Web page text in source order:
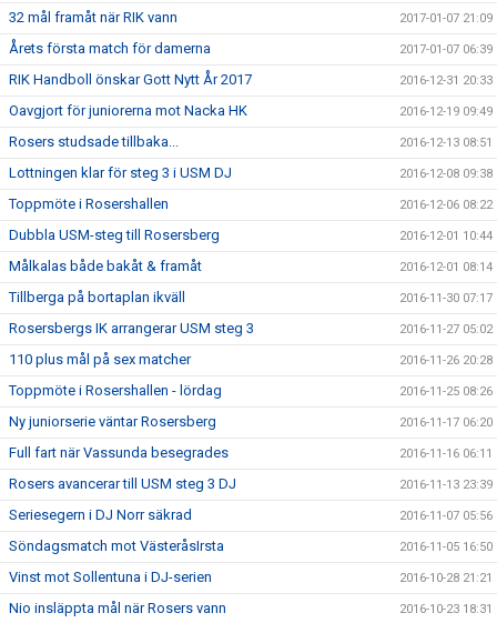
32 mål framåt när RIK vann 2017-01-07 21:09
Årets första match för damerna 2017-01-07 06:39
RIK Handboll önskar Gott Nytt År 2017 2016-12-31 20:33
Oavgjort för juniorerna mot Nacka HK 2016-12-19 09:49
Rosers studsade tillbaka... 2016-12-13 08:51
Lottningen klar för steg 3 i USM DJ 2016-12-08 09:38
Toppmöte i Rosershallen 2016-12-06 08:22
Dubbla USM-steg till Rosersberg 2016-12-01 10:44
Målkalas både bakåt & framåt 2016-12-01 08:14
Tillberga på bortaplan ikväll 2016-11-30 07:17
Rosersbergs IK arrangerar USM steg 3 2016-11-27 05:02
110 plus mål på sex matcher 2016-11-26 20:28
Toppmöte i Rosershallen - lördag 2016-11-25 08:26
Ny juniorserie väntar Rosersberg 2016-11-17 06:20
Full fart när Vassunda besegrades 2016-11-16 06:11
Rosers avancerar till USM steg 3 DJ 2016-11-13 23:39
Seriesegern i DJ Norr säkrad 2016-11-07 05:56
Söndagsmatch mot VästeråsIrsta 2016-11-05 16:50
Vinst mot Sollentuna i DJ-serien 2016-10-28 21:21
Nio insläppta mål när Rosers vann 2016-10-23 18:31